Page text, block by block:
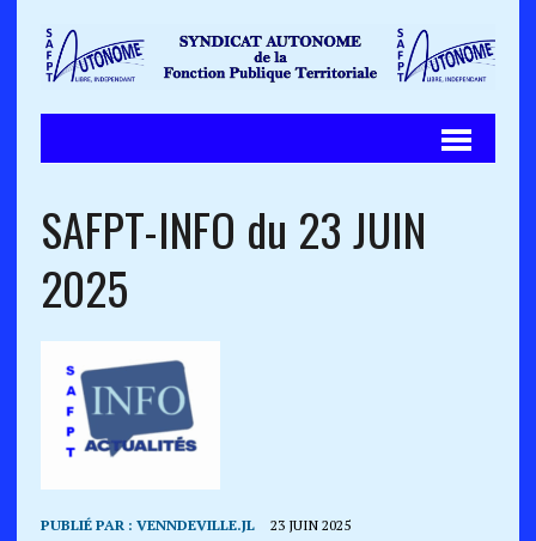
SAFPT-INFO du 23 JUIN
2025
PUBLIÉ PAR : VENNDEVILLE.JL 23 JUIN 2025